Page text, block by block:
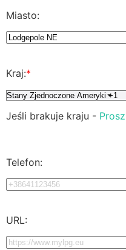
Miasto:
Kraj:*
Jeśli brakuje kraju -
Telefon:
URL: